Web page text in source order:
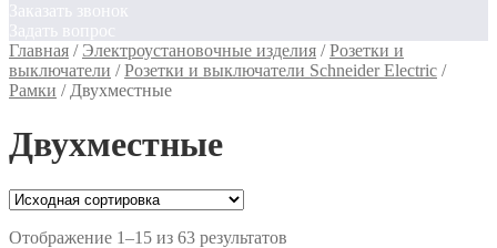
Заказать звонок
Задать вопрос
Главная / Электроустановочные изделия /Розетки и
выключатели /Розетки и выключатели Schneider Electric /
Рамки / Двухместные
Двухместные
Отображение 1–15 из 63 результатов